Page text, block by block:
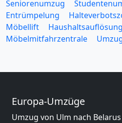
Seniorenumzug
Entrümpelung
Möbellift
Haushaltsauflösung
Möbelmitfahrzentrale
Europa-Umzüge
Umzug von Ulm nach Belarus